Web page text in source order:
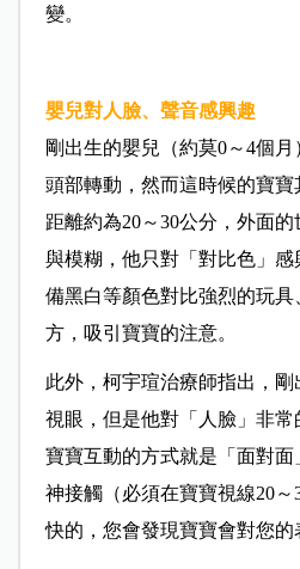
變。
嬰兒對人臉、聲音感興趣
剛出生的嬰兒（約莫0～4個
頭部轉動，然而這時候的寶
距離約為20～30公分，外面
與模糊，他只對「對比色」
備黑白等顏色對比強烈的玩
方，吸引寶寶的注意。
此外，柯宇瑄治療師指出，
視眼，但是他對「人臉」非
寶寶互動的方式就是「面對
神接觸（必須在寶寶視線20
快的，您會發現寶寶會對您的